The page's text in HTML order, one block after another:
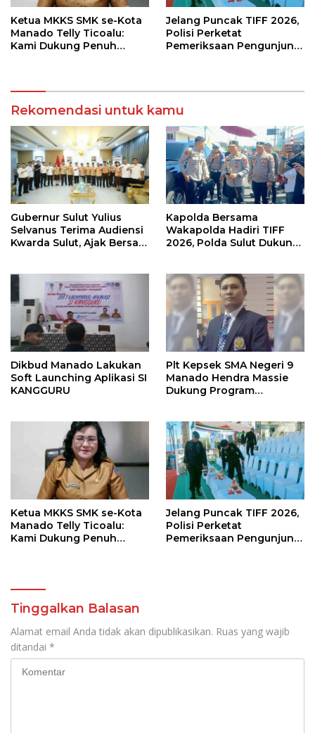
Ketua MKKS SMK se-Kota
Manado Telly Ticoalu:
Kami Dukung Penuh
Jelang Puncak TIFF 2026,
Polisi Perketat
Pemeriksaan Pengunjung
Rekomendasi untuk kamu
Gubernur Sulut Yulius
Selvanus Terima Audiensi
Kwarda Sulut, Ajak Bersatu
Kapolda Bersama
Wakapolda Hadiri TIFF
2026, Polda Sulut Dukung
Dikbud Manado Lakukan
Soft Launching Aplikasi SI
KANGGURU
Plt Kepsek SMA Negeri 9
Manado Hendra Massie
Dukung Program
Ketua MKKS SMK se-Kota
Manado Telly Ticoalu:
Kami Dukung Penuh
Jelang Puncak TIFF 2026,
Polisi Perketat
Pemeriksaan Pengunjung
Tinggalkan Balasan
Alamat email Anda tidak akan dipublikasikan. Ruas yang wajib
ditandai *